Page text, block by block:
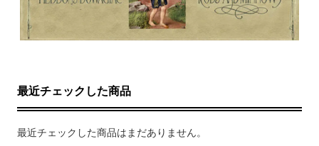
最近チェックした商品
最近チェックした商品はまだありません。